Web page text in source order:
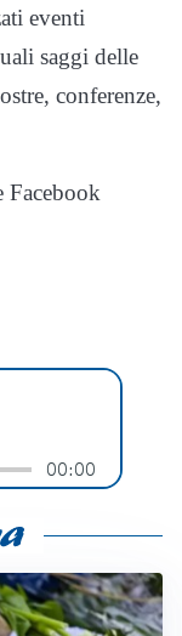
eventi
saggi delle
conferenze,
Facebook